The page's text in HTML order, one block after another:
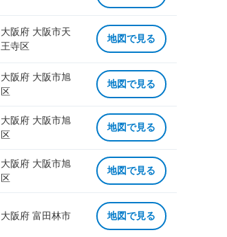
大阪府 大阪市天
王寺区
地図で見る
大阪府 大阪市旭
区
地図で見る
大阪府 大阪市旭
区
地図で見る
大阪府 大阪市旭
区
地図で見る
大阪府 富田林市 地図で見る